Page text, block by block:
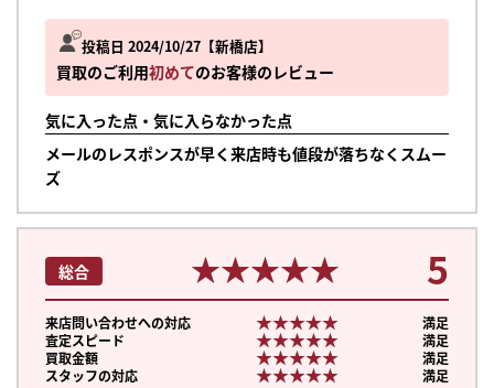
投稿日 2024/10/27 新橋店
買取のご利用初めてのお客様のレビュー
気に入った点・気に入らなかった点
メールのレスポンスが早く来店時も値段が落ちなくスムー
ズ
総合 ★★★★★
★★★★★ 5
来店問い合わせへの対応 ★★★★★
★★★★★
満足
査定スピード
★★★★★
★★★★★
満足
買取金額
★★★★★
★★★★★
満足
スタッフの対応
★★★★★
★★★★★ 満足